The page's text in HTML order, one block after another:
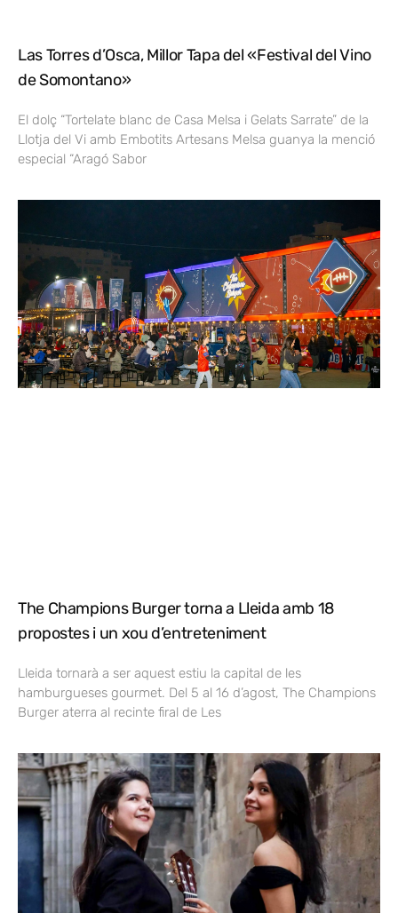
Las Torres d’Osca, Millor Tapa del «Festival del Vino
de Somontano»
El dolç “Tortelate blanc de Casa Melsa i Gelats Sarrate” de la
Llotja del Vi amb Embotits Artesans Melsa guanya la menció
especial “Aragó Sabor
The Champions Burger torna a Lleida amb 18
propostes i un xou d’entreteniment
Lleida tornarà a ser aquest estiu la capital de les
hamburgueses gourmet. Del 5 al 16 d’agost, The Champions
Burger aterra al recinte firal de Les